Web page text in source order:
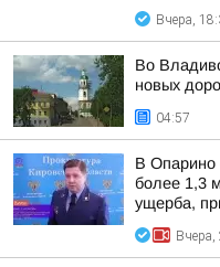
Вчера,
Во
новых
04:57
В Опарино
более 1,3
ущерба,
Вчера,